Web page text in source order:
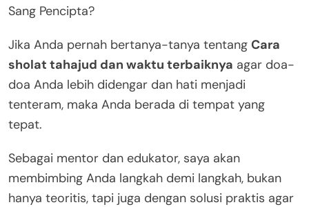
Sang Pencipta?
Jika Anda pernah bertanya-tanya tentang Cara
sholat tahajud dan waktu terbaiknya agar doa-
doa Anda lebih didengar dan hati menjadi
tenteram, maka Anda berada di tempat yang
tepat.
Sebagai mentor dan edukator, saya akan
membimbing Anda langkah demi langkah, bukan
hanya teoritis, tapi juga dengan solusi praktis agar